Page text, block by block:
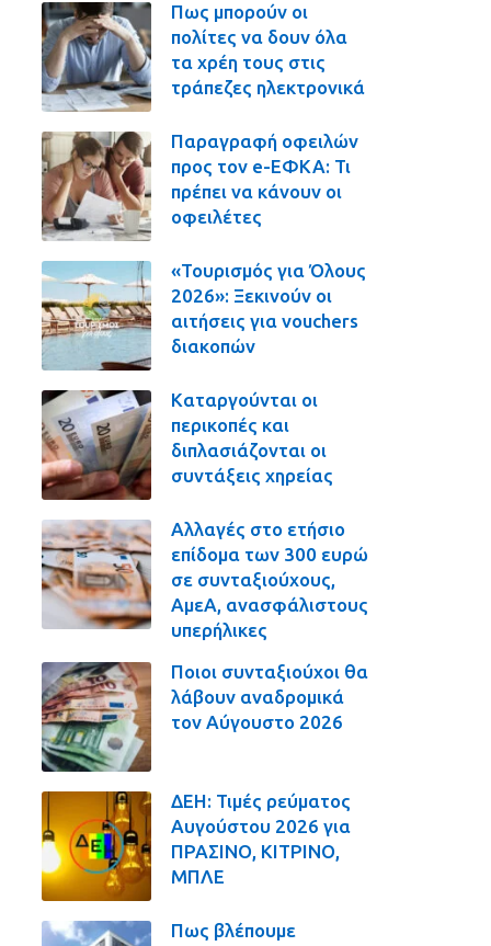
Πως μπορούν οι
πολίτες να δουν όλα
τα χρέη τους στις
τράπεζες ηλεκτρονικά
Παραγραφή οφειλών
προς τον e-ΕΦΚΑ: Τι
πρέπει να κάνουν οι
οφειλέτες
«Τουρισμός για Όλους
2026»: Ξεκινούν οι
αιτήσεις για vouchers
διακοπών
Καταργούνται οι
περικοπές και
διπλασιάζονται οι
συντάξεις χηρείας
Αλλαγές στο ετήσιο
επίδομα των 300 ευρώ
σε συνταξιούχους,
ΑμεΑ, ανασφάλιστους
υπερήλικες
Ποιοι συνταξιούχοι θα
λάβουν αναδρομικά
τον Αύγουστο 2026
ΔΕΗ: Τιμές ρεύματος
Αυγούστου 2026 για
ΠΡΑΣΙΝΟ, ΚΙΤΡΙΝΟ,
ΜΠΛΕ
Πως βλέπουμε